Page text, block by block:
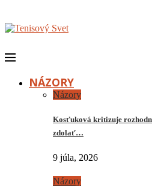
NÁZORY
Názory
Kosťuková kritizuje
zdolať…
9 júla, 2026
Názory